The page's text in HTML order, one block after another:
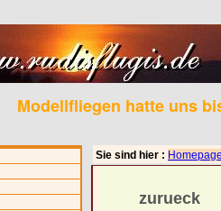
Modellfliegen hatte uns
Sie sind hier :
zurueck